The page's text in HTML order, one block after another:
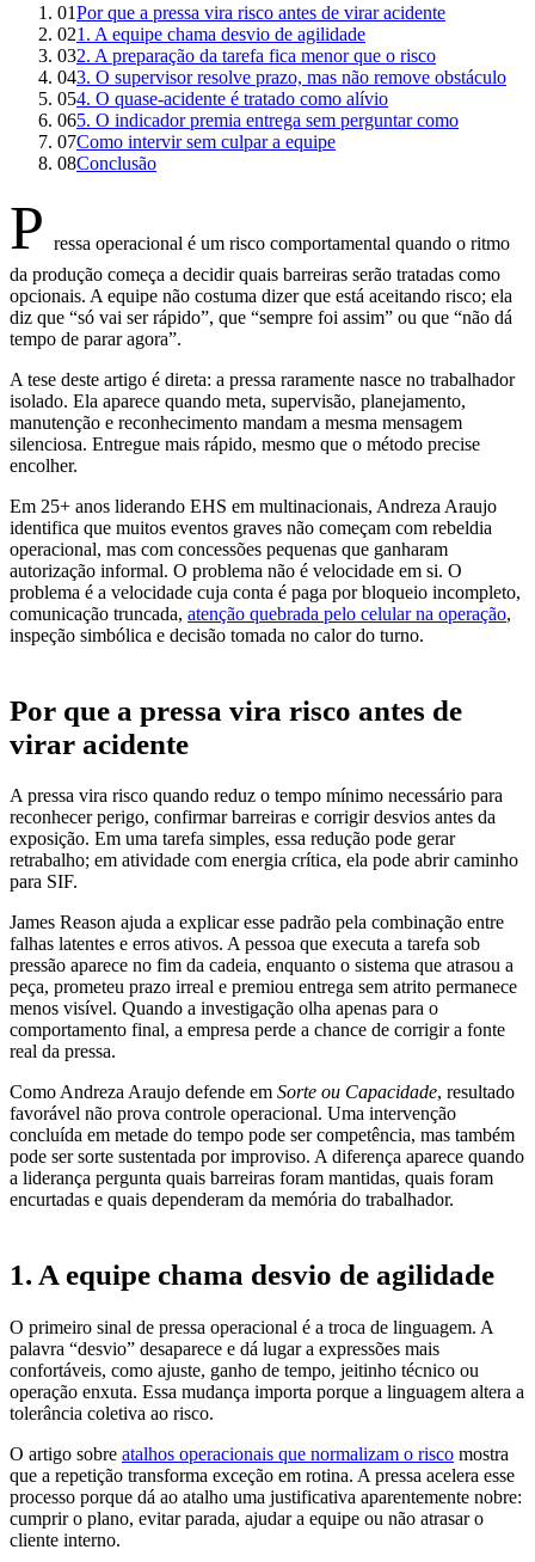
01Por que a pressa vira risco antes de virar acidente
021. A equipe chama desvio de agilidade
032. A preparação da tarefa fica menor que o risco
043. O supervisor resolve prazo, mas não remove obstáculo
054. O quase-acidente é tratado como alívio
065. O indicador premia entrega sem perguntar como
07Como intervir sem culpar a equipe
08Conclusão
P ressa operacional é um risco comportamental quando o ritmo
da produção começa a decidir quais barreiras serão tratadas como
opcionais. A equipe não costuma dizer que está aceitando risco; ela
diz que “só vai ser rápido”, que “sempre foi assim” ou que “não dá
tempo de parar agora”.
A tese deste artigo é direta: a pressa raramente nasce no trabalhador
isolado. Ela aparece quando meta, supervisão, planejamento,
manutenção e reconhecimento mandam a mesma mensagem
silenciosa. Entregue mais rápido, mesmo que o método precise
encolher.
Em 25+ anos liderando EHS em multinacionais, Andreza Araujo
identifica que muitos eventos graves não começam com rebeldia
operacional, mas com concessões pequenas que ganharam
autorização informal. O problema não é velocidade em si. O
problema é a velocidade cuja conta é paga por bloqueio incompleto,
comunicação truncada, atenção quebrada pelo celular na operação,
inspeção simbólica e decisão tomada no calor do turno.
Por que a pressa vira risco antes de
virar acidente
A pressa vira risco quando reduz o tempo mínimo necessário para
reconhecer perigo, confirmar barreiras e corrigir desvios antes da
exposição. Em uma tarefa simples, essa redução pode gerar
retrabalho; em atividade com energia crítica, ela pode abrir caminho
para SIF.
James Reason ajuda a explicar esse padrão pela combinação entre
falhas latentes e erros ativos. A pessoa que executa a tarefa sob
pressão aparece no fim da cadeia, enquanto o sistema que atrasou a
peça, prometeu prazo irreal e premiou entrega sem atrito permanece
menos visível. Quando a investigação olha apenas para o
comportamento final, a empresa perde a chance de corrigir a fonte
real da pressa.
Como Andreza Araujo defende em Sorte ou Capacidade, resultado
favorável não prova controle operacional. Uma intervenção
concluída em metade do tempo pode ser competência, mas também
pode ser sorte sustentada por improviso. A diferença aparece quando
a liderança pergunta quais barreiras foram mantidas, quais foram
encurtadas e quais dependeram da memória do trabalhador.
1. A equipe chama desvio de agilidade
O primeiro sinal de pressa operacional é a troca de linguagem. A
palavra “desvio” desaparece e dá lugar a expressões mais
confortáveis, como ajuste, ganho de tempo, jeitinho técnico ou
operação enxuta. Essa mudança importa porque a linguagem altera a
tolerância coletiva ao risco.
O artigo sobre atalhos operacionais que normalizam o risco mostra
que a repetição transforma exceção em rotina. A pressa acelera esse
processo porque dá ao atalho uma justificativa aparentemente nobre:
cumprir o plano, evitar parada, ajudar a equipe ou não atrasar o
cliente interno.